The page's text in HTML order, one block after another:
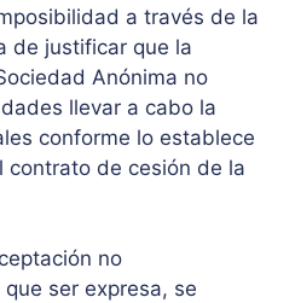
a través de la
de justificar que la
Anónima no
llevar a cabo la
conforme lo establece
contrato de cesión de la
no
ser expresa, se